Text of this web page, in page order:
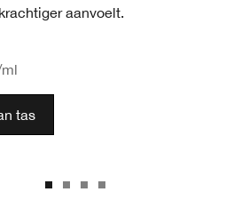
aanvoelt.
tas